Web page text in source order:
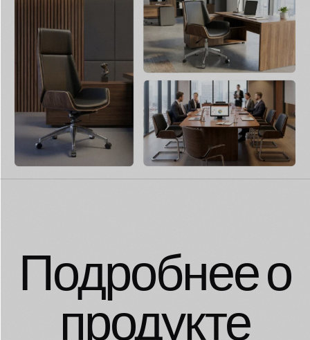
Подробнее о
продукте